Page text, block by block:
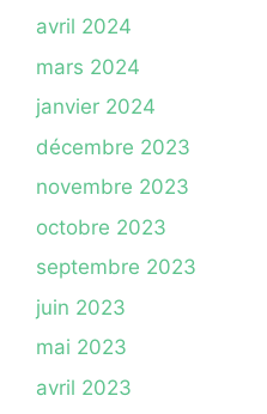
avril 2024
mars 2024
janvier 2024
décembre 2023
novembre 2023
octobre 2023
septembre 2023
juin 2023
mai 2023
avril 2023